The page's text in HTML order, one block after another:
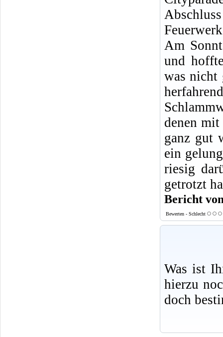
Am
und
was nicht
denen
ganz gut
ein
riesig
getrotzt
Bericht
Bewerten - Schlecht
Was ist
hierzu
doch